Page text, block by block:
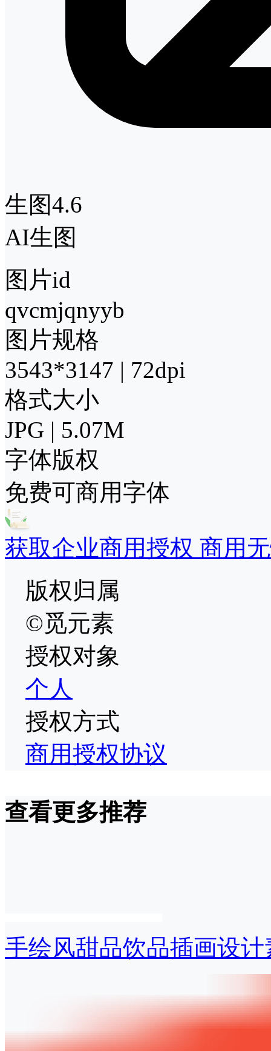
生图4.6
AI生图
图片id
qvcmjqnyyb
图片规格
3543*3147 | 72dpi
格式大小
JPG | 5.07M
字体版权
免费可商用字体
获取企业商用授权 商用
版权归属
©觅元素
授权对象
个人
授权方式
商用授权协议
查看更多推荐
手绘风甜品饮品插画设计